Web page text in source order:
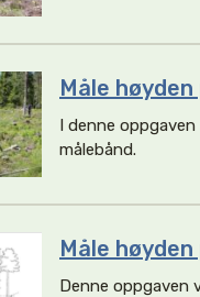
Måle
I denne
målebånd.
Måle
Denne oppgaven